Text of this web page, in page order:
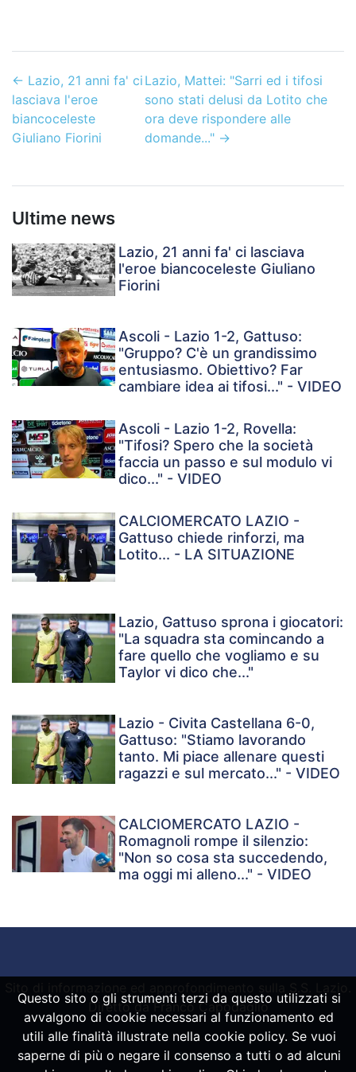
← Lazio, 21 anni fa' ci
lasciava l'eroe
biancoceleste
Giuliano Fiorini
Lazio, Mattei: "Sarri ed i tifosi
sono stati delusi da Lotito che
ora deve rispondere alle
domande..."→
Ultime news
Lazio, 21 anni fa' ci lasciava
l'eroe biancoceleste Giuliano
Fiorini
Ascoli - Lazio 1-2, Gattuso:
"Gruppo? C'è un grandissimo
entusiasmo. Obiettivo? Far
cambiare idea ai tifosi..." - VIDEO
Ascoli - Lazio 1-2, Rovella:
"Tifosi? Spero che la società
faccia un passo e sul modulo vi
dico..." - VIDEO
CALCIOMERCATO LAZIO -
Gattuso chiede rinforzi, ma
Lotito... - LA SITUAZIONE
Lazio, Gattuso sprona i giocatori:
"La squadra sta comincando a
fare quello che vogliamo e su
Taylor vi dico che..."
Lazio - Civita Castellana 6-0,
Gattuso: "Stiamo lavorando
tanto. Mi piace allenare questi
ragazzi e sul mercato..." - VIDEO
CALCIOMERCATO LAZIO -
Romagnoli rompe il silenzio:
"Non so cosa sta succedendo,
ma oggi mi alleno..." - VIDEO
Diretto da Franco Capodaglio
Powered bySpheraHouse
Questo sito o gli strumenti terzi da questo utilizzati si
avvalgono di cookie necessari al funzionamento ed
utili alle finalità illustrate nella cookie policy. Se vuoi
saperne di più o negare il consenso a tutti o ad alcuni